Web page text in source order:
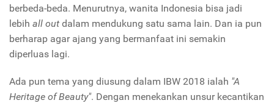
berbeda-beda. Menurutnya, wanita Indonesia bisa jadi
lebih all out dalam mendukung satu sama lain. Dan ia pun
berharap agar ajang yang bermanfaat ini semakin
diperluas lagi.
Ada pun tema yang diusung dalam IBW 2018 ialah "A
Heritage of Beauty". Dengan menekankan unsur kecantikan